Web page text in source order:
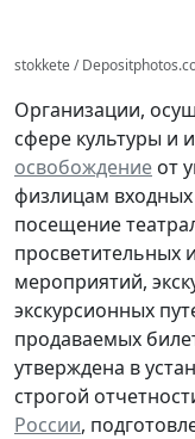
stokkete /
Организации,
сфере культуры и
освобождение от
физлицам
посещение
просветительных
мероприятий,
экскурсионных
продаваемых
утверждена в
строгой
России,